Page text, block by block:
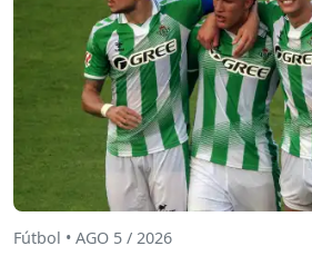
Fútbol • AGO 5 / 2026